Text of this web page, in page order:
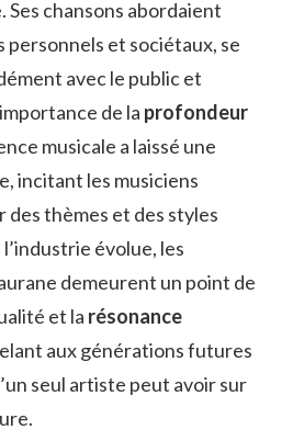
Ses chansons abordaient
personnels et sociétaux, se
avec le public et
de la profondeur
musicale a laissé une
incitant les musiciens
thèmes et des styles
évolue, les
demeurent un point de
et la résonance
aux générations futures
seul artiste peut avoir sur